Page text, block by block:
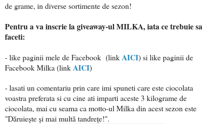
de grame, in diverse sortimente de sezon!
Pentru a va inscrie la giveaway-ul MILKA, iata ce trebuie sa
faceti:
- like paginii mele de Facebook (linkAICI) si like paginii de
Facebook Milka (linkAICI)
- lasati un comentariu prin care imi spuneti care este ciocolata
voastra preferata si cu cine ati imparti aceste 3 kilograme de
ciocolata, mai cu seama ca motto-ul Milka din acest sezon este
"Dăruiește și mai multă tandrețe!".